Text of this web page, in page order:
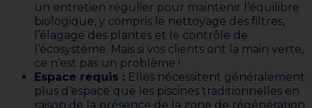
un entretien régulier pour maintenir l’équilibre
biologique, y compris le nettoyage des filtres,
l’élagage des plantes et le contrôle de
l’écosystème. Mais si vos clients ont la main verte,
ce n’est pas un problème !
Espace requis : Elles nécessitent généralement
plus d’espace que les piscines traditionnelles en
raison de la présence de la zone de régénération